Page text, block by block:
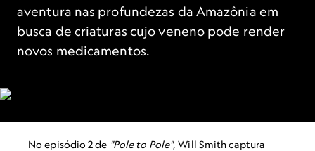
aventura nas profundezas da Amazônia em
busca de criaturas cujo veneno pode render
novos medicamentos.
No episódio 2 de "Pole to Pole", Will Smith captura